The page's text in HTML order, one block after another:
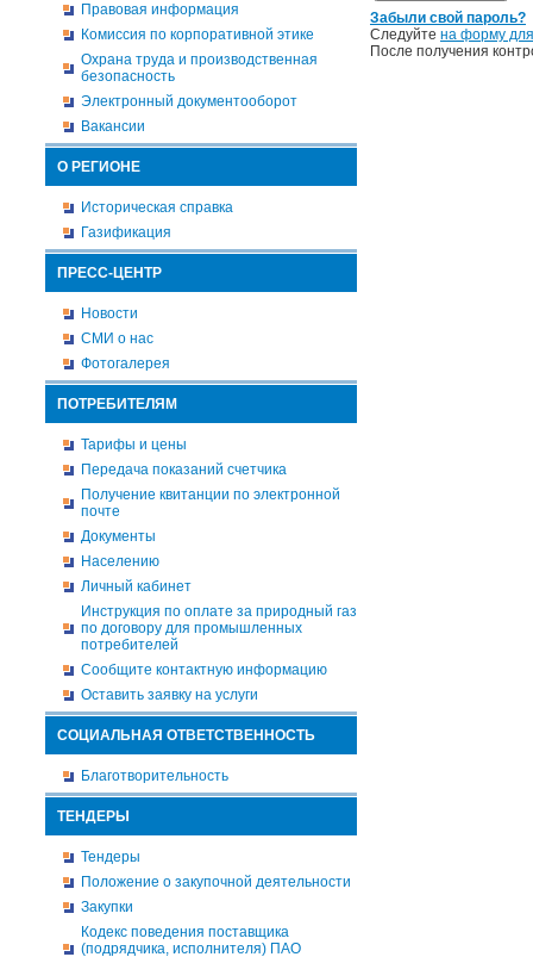
Правовая информация
Комиссия по корпоративной этике
Охрана труда и производственная
безопасность
Электронный документооборот
Вакансии
О РЕГИОНЕ
Историческая справка
Газификация
ПРЕСС-ЦЕНТР
Новости
СМИ о нас
Фотогалерея
ПОТРЕБИТЕЛЯМ
Тарифы и цены
Передача показаний счетчика
Получение квитанции по электронной
почте
Документы
Населению
Личный кабинет
Инструкция по оплате за природный газ
по договору для промышленных
потребителей
Сообщите контактную информацию
Оставить заявку на услуги
СОЦИАЛЬНАЯ ОТВЕТСТВЕННОСТЬ
Благотворительность
ТЕНДЕРЫ
Тендеры
Положение о закупочной деятельности
Закупки
Кодекс поведения поставщика
(подрядчика, исполнителя) ПАО
Забыли свой пароль?
Следуйте на форму
После получения